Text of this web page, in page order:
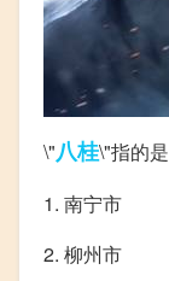
\"八桂\"指的是
1. 南宁市
2. 柳州市